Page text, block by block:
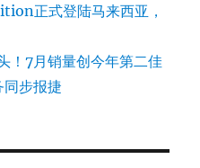
正式登陆马来西亚，
！7月销量创今年第二佳
同步报捷